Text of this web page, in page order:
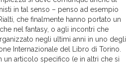
in tal senso – penso ad esempio
che finalmente hanno portato un
nel fantasy, o agli incontri che
negli ultimi anni in uno degli
Internazionale del Libro di Torino.
un articolo specifico (e in altri che si